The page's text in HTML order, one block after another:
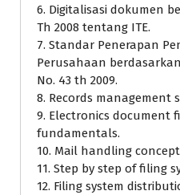
6. Digitalisasi dokumen
Th 2008 tentang ITE.
7. Standar Penerapan
Perusahaan
No. 43 th 2009.
8. Records management
9. Electronics document
fundamentals.
10. Mail handling
11. Step by step of filing
12. Filing system